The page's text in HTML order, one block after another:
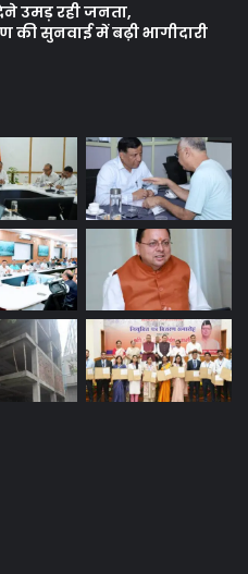
उमड़ रही जनता,
सुनवाई में बढ़ी भागीदारी